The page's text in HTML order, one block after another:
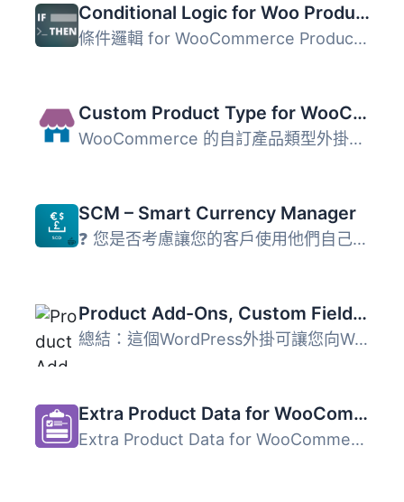
Conditional Logic for Woo Product Add-ons
條件邏輯 for WooCommerce Product Add-Ons 是官方 WooCommer...
Custom Product Type for WooCommerce – Add-Ons, Data, Options, Layouts, Booking & Appointments
WooCommerce 的自訂產品類型外掛程式為 WooCommerce 的產品...
SCM – Smart Currency Manager
❓ 您是否考慮讓您的客戶使用他們自己的貨幣和付款方式在您的...
Product Add-Ons, Custom Fields, Booking & Extra Options for WooCommerce
總結：這個WordPress外掛可讓您向WooCommerce產品頁面添加自...
Extra Product Data for WooCommerce
Extra Product Data for WooCommerce 是一款專為 WooCommerce...